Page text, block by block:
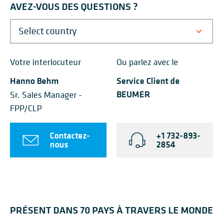
AVEZ-VOUS DES QUESTIONS ?
Votre interlocuteur
Hanno Behm
Sr. Sales Manager -
FPP/CLP
Contactez-
nous
Ou parlez avec le
Service Client de
BEUMER
+1 732-893-
2854
PRÉSENT DANS 70 PAYS À TRAVERS LE MONDE